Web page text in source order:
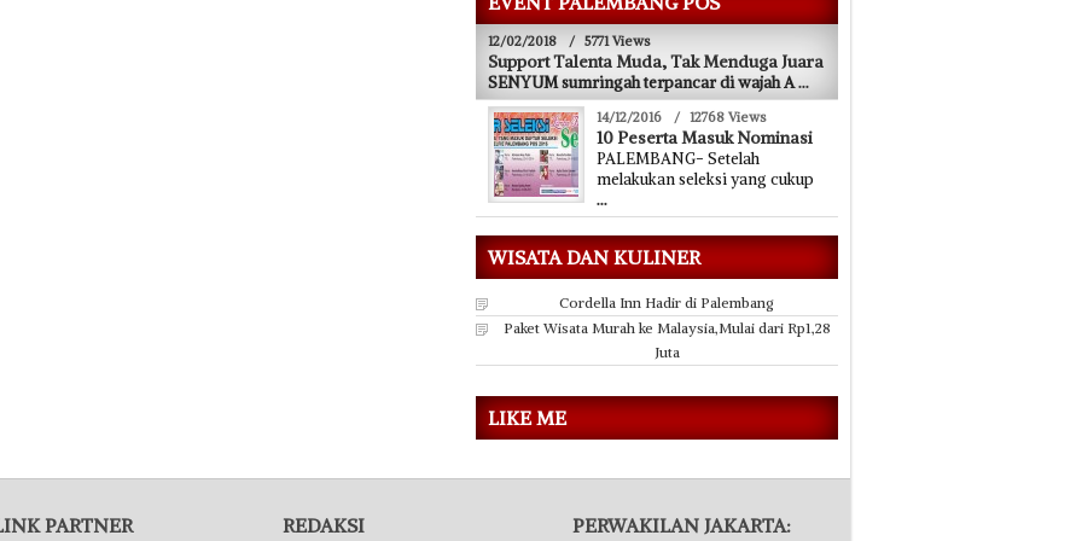
12/02/2018 / 5771 Views
Support Talenta Muda, Tak Menduga Juara
SENYUM sumringah terpancar di wajah A...
14/12/2016 / 12768 Views
10 Peserta Masuk Nominasi
PALEMBANG- Setelah
melakukan seleksi yang cukup
...
WISATA DAN KULINER
Cordella Inn Hadir di Palembang
Paket Wisata Murah ke Malaysia,Mulai dari Rp1,28
Juta
LIKE ME
PARTNER REDAKSI PERWAKILAN JAKARTA: